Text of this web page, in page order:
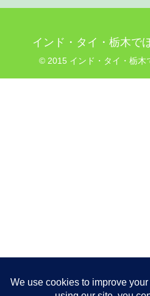
インド・タイ・栃木で
© 2015 インド・タイ・栃木